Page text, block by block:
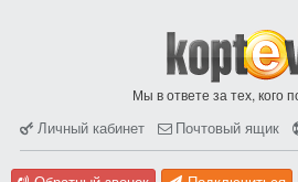
Мы в ответе за тех, кого
Личный кабинет Почтовый ящик